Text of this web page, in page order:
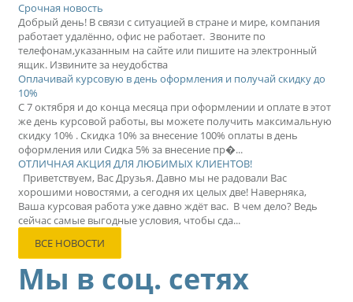
Срочная новость
Добрый день! В связи с ситуацией в стране и мире, компания
работает удалённо, офис не работает. Звоните по
телефонам,указанным на сайте или пишите на электронный
ящик. Извините за неудобства
Оплачивай курсовую в день оформления и получай скидку до
10%
С 7 октября и до конца месяца при оформлении и оплате в этот
же день курсовой работы, вы можете получить максимальную
скидку 10% . Скидка 10% за внесение 100% оплаты в день
оформления или Сидка 5% за внесение пр�...
ОТЛИЧНАЯ АКЦИЯ ДЛЯ ЛЮБИМЫХ КЛИЕНТОВ!
Приветствуем, Вас Друзья. Давно мы не радовали Вас
хорошими новостями, а сегодня их целых две! Наверняка,
Ваша курсовая работа уже давно ждёт вас. В чем дело? Ведь
сейчас самые выгодные условия, чтобы сда...
ВСЕ НОВОСТИ
Мы в соц. сетях